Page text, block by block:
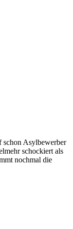
schon Asylbewerber
schockiert als
nochmal die